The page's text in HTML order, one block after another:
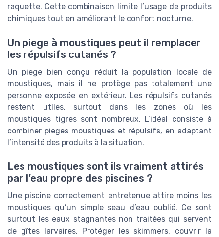
raquette. Cette combinaison limite l’usage de produits
chimiques tout en améliorant le confort nocturne.
Un piege à moustiques peut il remplacer
les répulsifs cutanés ?
Un piege bien conçu réduit la population locale de
moustiques, mais il ne protège pas totalement une
personne exposée en extérieur. Les répulsifs cutanés
restent utiles, surtout dans les zones où les
moustiques tigres sont nombreux. L’idéal consiste à
combiner pieges moustiques et répulsifs, en adaptant
l’intensité des produits à la situation.
Les moustiques sont ils vraiment attirés
par l’eau propre des piscines ?
Une piscine correctement entretenue attire moins les
moustiques qu’un simple seau d’eau oublié. Ce sont
surtout les eaux stagnantes non traitées qui servent
de gîtes larvaires. Protéger les skimmers, couvrir la